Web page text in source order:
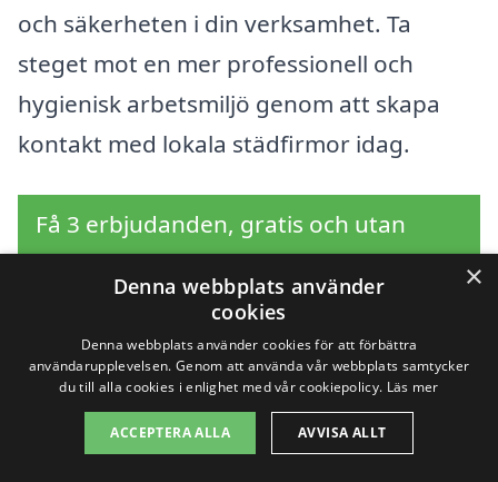
och säkerheten i din verksamhet. Ta
steget mot en mer professionell och
hygienisk arbetsmiljö genom att skapa
kontakt med lokala städfirmor idag.
Få 3 erbjudanden, gratis och utan
förpliktelser
Sök efter en
professionell för
×
Denna webbplats använder
cookies
Denna webbplats använder cookies för att förbättra
användarupplevelsen. Genom att använda vår webbplats samtycker
du till alla cookies i enlighet med vår cookiepolicy. Läs mer
ACCEPTERA ALLA AVVISA ALLT